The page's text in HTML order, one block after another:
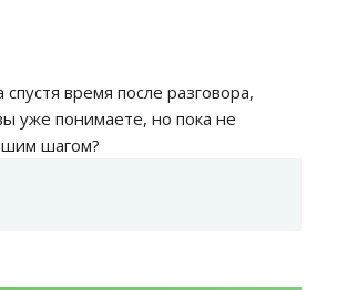
время после разговора,
уже понимаете, но пока не
шагом?